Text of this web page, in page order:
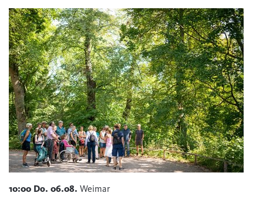
10:00 Do. 06.08. Weimar